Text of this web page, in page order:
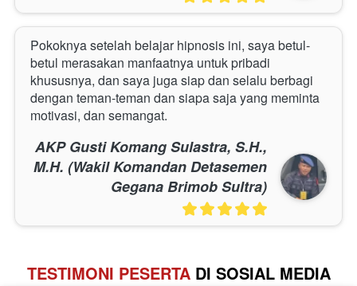
Pokoknya setelah belajar hipnosis ini, saya betul-
betul merasakan manfaatnya untuk pribadi
khususnya, dan saya juga siap dan selalu berbagi
dengan teman-teman dan siapa saja yang meminta
motivasi, dan semangat.
AKP Gusti Komang Sulastra, S.H.,
M.H. (Wakil Komandan Detasemen
Gegana Brimob Sultra)
TESTIMONI PESERTA DI SOSIAL MEDIA